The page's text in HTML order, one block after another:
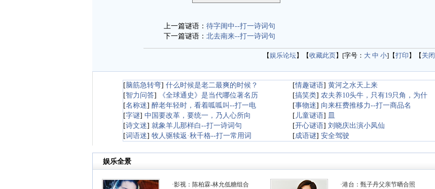
上一篇谜语： 待字闺中--打一诗词句
下一篇谜语： 北去南来--打一诗词句
【娱乐论坛】【收藏此页】[字号： 大 中 小]【打印 】【 关闭
[脑筋急转弯] 什么时候是老二最爽的时候？ [情趣谜语] 黄河之水天上来
[智力问答] 《全球通史》是当代哪位著名历 [搞笑类] 农夫养10头牛，只有19只角，为什
[名称迷] 醉老年轻时，看着呱呱叫--打一电 [事物迷] 向来枉费推移力--打一商品名
[字谜] 中国要改革，要统一，乃人心所向 [ 儿童谜语]
[诗文迷] 就象羊儿那样白--打一诗词句 [开心谜语] 刘晓庆出演小凤仙
[词语迷] 牧人驱犊返·秋千格--打一常用词 [成语谜] 安全驾驶